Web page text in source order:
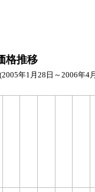
格推移
(2005年1月28日～2006年4